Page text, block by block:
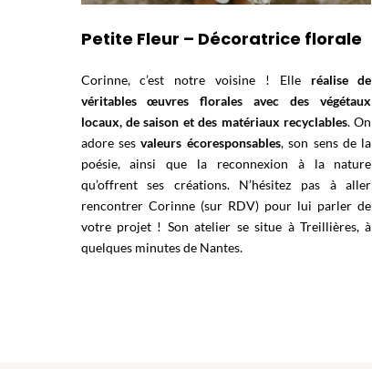
Petite Fleur – Décoratrice florale
Corinne, c’est notre voisine ! Elle réalise de
véritables œuvres florales avec des végétaux
locaux, de saison et des matériaux recyclables. On
adore sesvaleurs écoresponsables, son sens de la
poésie,ainsi que la reconnexion à la nature
qu’offrent ses créations. N’hésitez pas à aller
rencontrer Corinne (sur RDV) pour lui parler de
votre projet ! Son atelier se situe à Treillières, à
quelques minutes de Nantes.